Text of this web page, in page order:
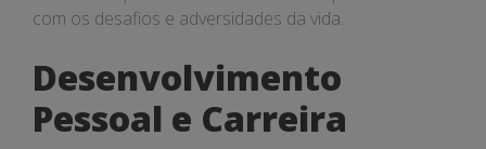
com os desafios e adversidades da vida.
Desenvolvimento
Pessoal e Carreira